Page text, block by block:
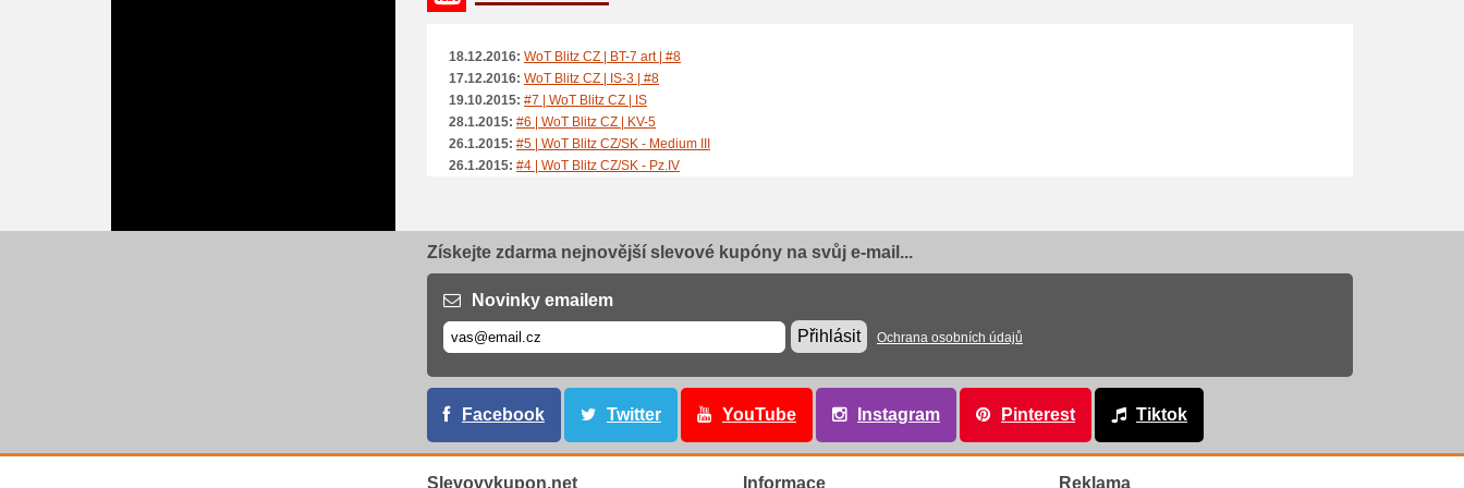
18.12.2016: WoT Blitz CZ | BT-7 art | #8
17.12.2016: WoT Blitz CZ | IS-3 | #8
19.10.2015: #7 | WoT Blitz CZ | IS
28.1.2015: #6 | WoT Blitz CZ | KV-5
26.1.2015: #5 | WoT Blitz CZ/SK - Medium III
26.1.2015: #4 | WoT Blitz CZ/SK - Pz.IV
26.1.2015: #3 | WoT Blitz CZ/SK - KV-1S
26.1.2015: #2 | WoT Blitz CZ/SK - M10 Wolverine
26.1.2015: #1 | WoT Blitz CZ/SK - SU 100Y
Získejte zdarma nejnovější slevové kupóny na svůj e-mail...
Novinky emailem
Přihlásit
Ochrana osobních údajů
Facebook Twitter YouTube Instagram Pinterest Tiktok
Slevovykupon.net Informace Reklama